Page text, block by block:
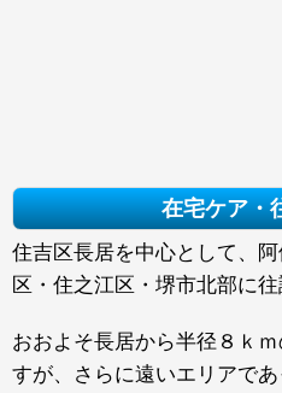
在宅ケア・
住吉区長居を中心として、
区・住之江区・堺市北部に往
おおよそ長居から半径８ｋ
すが、さらに遠いエリアで